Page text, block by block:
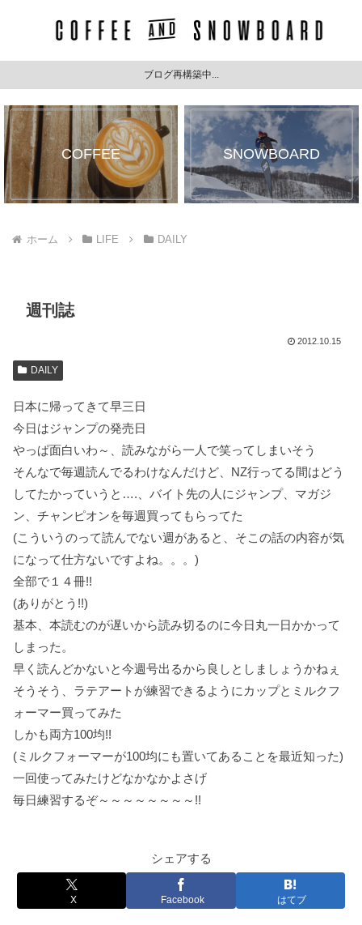
ブログ再構築中...
COFFEE SNOWBOARD
ホーム LIFE DAILY
週刊誌
2012.10.15
DAILY
日本に帰ってきて早三日
今日はジャンプの発売日
やっぱ面白いわ～、読みながら一人で笑ってしまいそう
そんなで毎週読んでるわけなんだけど、NZ行ってる間はどう
してたかっていうと….、バイト先の人にジャンプ、マガジ
ン、チャンピオンを毎週買ってもらってた
(こういうのって読んでない週があると、そこの話の内容が気
になって仕方ないですよね。。。)
全部で１４冊!!
(ありがとう!!)
基本、本読むのが遅いから読み切るのに今日丸一日かかって
しまった。
早く読んどかないと今週号出るから良しとしましょうかねぇ
そうそう、ラテアートが練習できるようにカップとミルクフ
ォーマー買ってみた
しかも両方100均!!
(ミルクフォーマーが100均にも置いてあることを最近知った)
一回使ってみたけどなかなかよさげ
毎日練習するぞ～～～～～～～～!!
シェアする
X Facebook はてブ